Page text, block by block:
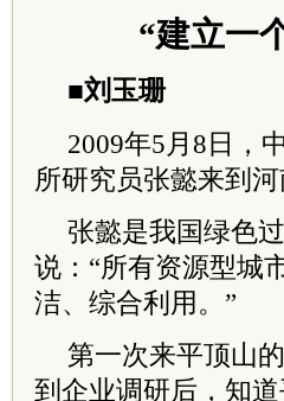
“建立一
■刘玉珊
2009年5月8日，
所研究员张懿来到河
张懿是我国绿色
说：“所有资源型城
洁、综合利用。”
第一次来平顶山
到企业调研后，知